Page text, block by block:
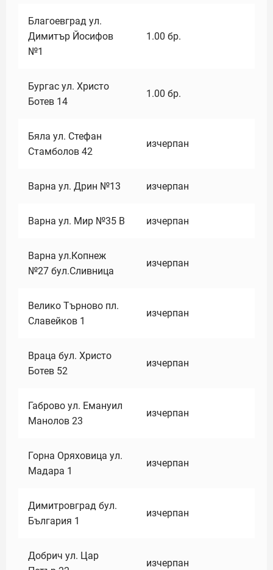
Благоевград ул.
Димитър Йосифов
№1
1.00 бр.
Бургас ул. Христо
Ботев 14
1.00 бр.
Бяла ул. Стефан
Стамболов 42
изчерпан
Варна ул. Дрин №13 изчерпан
Варна ул. Мир №35 В изчерпан
Варна ул.Копнеж
№27 бул.Сливница
изчерпан
Велико Търново пл.
Славейков 1
изчерпан
Враца бул. Христо
Ботев 52
изчерпан
Габрово ул. Емануил
Манолов 23
изчерпан
Горна Оряховица ул.
Мадара 1
изчерпан
Димитровград бул.
България 1
изчерпан
Добрич ул. Цар
изчерпан